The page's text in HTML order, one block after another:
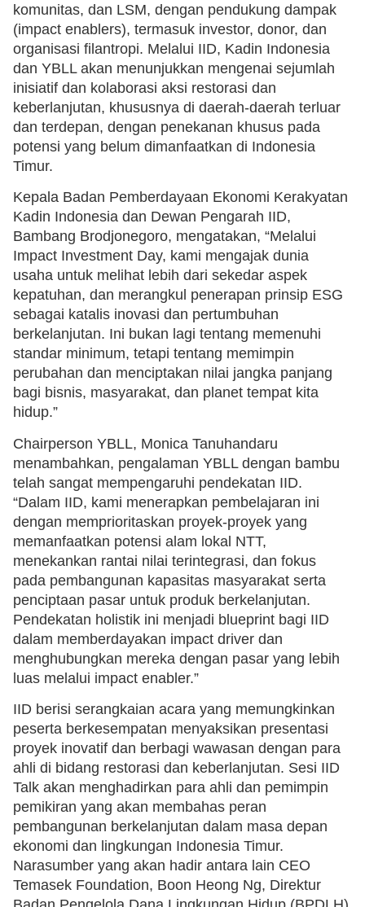
komunitas, dan LSM, dengan pendukung dampak
(impact enablers), termasuk investor, donor, dan
organisasi filantropi. Melalui IID, Kadin Indonesia
dan YBLL akan menunjukkan mengenai sejumlah
inisiatif dan kolaborasi aksi restorasi dan
keberlanjutan, khususnya di daerah-daerah terluar
dan terdepan, dengan penekanan khusus pada
potensi yang belum dimanfaatkan di Indonesia
Timur.
Kepala Badan Pemberdayaan Ekonomi Kerakyatan
Kadin Indonesia dan Dewan Pengarah IID,
Bambang Brodjonegoro, mengatakan, “Melalui
Impact Investment Day, kami mengajak dunia
usaha untuk melihat lebih dari sekedar aspek
kepatuhan, dan merangkul penerapan prinsip ESG
sebagai katalis inovasi dan pertumbuhan
berkelanjutan. Ini bukan lagi tentang memenuhi
standar minimum, tetapi tentang memimpin
perubahan dan menciptakan nilai jangka panjang
bagi bisnis, masyarakat, dan planet tempat kita
hidup.”
Chairperson YBLL, Monica Tanuhandaru
menambahkan, pengalaman YBLL dengan bambu
telah sangat mempengaruhi pendekatan IID.
“Dalam IID, kami menerapkan pembelajaran ini
dengan memprioritaskan proyek-proyek yang
memanfaatkan potensi alam lokal NTT,
menekankan rantai nilai terintegrasi, dan fokus
pada pembangunan kapasitas masyarakat serta
penciptaan pasar untuk produk berkelanjutan.
Pendekatan holistik ini menjadi blueprint bagi IID
dalam memberdayakan impact driver dan
menghubungkan mereka dengan pasar yang lebih
luas melalui impact enabler.”
IID berisi serangkaian acara yang memungkinkan
peserta berkesempatan menyaksikan presentasi
proyek inovatif dan berbagi wawasan dengan para
ahli di bidang restorasi dan keberlanjutan. Sesi IID
Talk akan menghadirkan para ahli dan pemimpin
pemikiran yang akan membahas peran
pembangunan berkelanjutan dalam masa depan
ekonomi dan lingkungan Indonesia Timur.
Narasumber yang akan hadir antara lain CEO
Temasek Foundation, Boon Heong Ng, Direktur